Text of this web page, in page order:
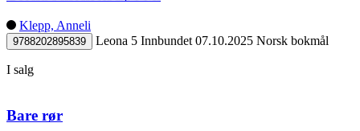
Klepp, Anneli
9788202895839 Leona 5 Innbundet 07.10.2025 Norsk bokmål
I salg
Bare rør